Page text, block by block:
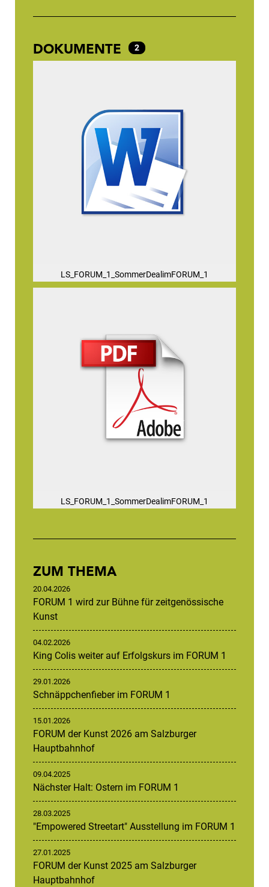
DOKUMENTE 2
LS_FORUM_1_SommerDealimFORUM_1
LS_FORUM_1_SommerDealimFORUM_1
ZUM THEMA
20.04.2026
FORUM 1 wird zur Bühne für zeitgenössische
Kunst
04.02.2026
King Colis weiter auf Erfolgskurs im FORUM 1
29.01.2026
Schnäppchenfieber im FORUM 1
15.01.2026
FORUM der Kunst 2026 am Salzburger
Hauptbahnhof
09.04.2025
Nächster Halt: Ostern im FORUM 1
28.03.2025
"Empowered Streetart" Ausstellung im FORUM 1
27.01.2025
FORUM der Kunst 2025 am Salzburger
Hauptbahnhof